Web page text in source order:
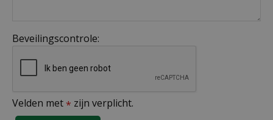
Beveilingscontrole:
Velden met * zijn verplicht.